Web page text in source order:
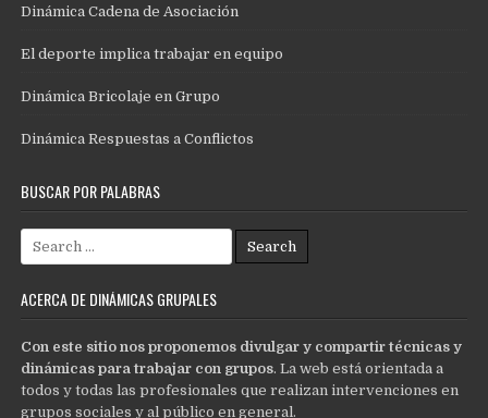
Dinámica Cadena de Asociación
El deporte implica trabajar en equipo
Dinámica Bricolaje en Grupo
Dinámica Respuestas a Conflictos
BUSCAR POR PALABRAS
Search
for:
ACERCA DE DINÁMICAS GRUPALES
Con este sitio nos proponemos divulgar y compartir técnicas y
dinámicas para trabajar con grupos. La web está orientada a
todos y todas las profesionales que realizan intervenciones en
grupos sociales y al público en general.